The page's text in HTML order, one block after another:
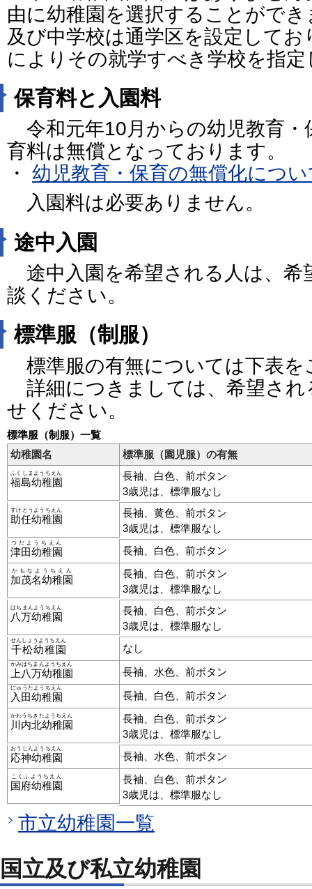
由に幼稚園を選択することがで
及び中学校は通学区を設定してお
によりその就学すべき学校を指
保育料と入園料
令和元年10月からの幼児教育・
育料は無償となっております。
・ 幼児教育・保育の無償化につ
入園料は必要ありません。
途中入園
途中入園を希望される人は、希
談ください。
標準服（制服）
標準服の有無については下表を
詳細につきましては、希望され
せください。
標準服（制服）一覧
幼稚園名
標準服（園児服）の有無
福島幼稚園
ふくしまようちえん
長袖、白色、前ボタン
3歳児は、標準服なし
助任幼稚園
すけとうようちえん
長袖、黄色、前ボタン
3歳児は、標準服なし
津田幼稚園
つだようちえん
長袖、白色、前ボタン
加茂名幼稚園
かもなようちえん
長袖、白色、前ボタン
3歳児は、標準服なし
八万幼稚園
はちまんようちえん
長袖、白色、前ボタン
3歳児は、標準服なし
千松幼稚園
せんしょうようちえん
なし
上八万幼稚園
かみはちまんようちえん
長袖、水色、前ボタン
入田幼稚園
にゅうたようちえん
長袖、白色、前ボタン
川内北幼稚園
かわうちきたようちえん
長袖、白色、前ボタン
3歳児は、標準服なし
応神幼稚園
おうじんようちえん
長袖、水色、前ボタン
国府幼稚園
こくふようちえん
長袖、白色、前ボタン
3歳児は、標準服なし
市立幼稚園一覧
国立及び私立幼稚園